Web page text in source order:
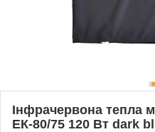
Інфрачервона тепла
ЕК-80/75 120 Вт dark